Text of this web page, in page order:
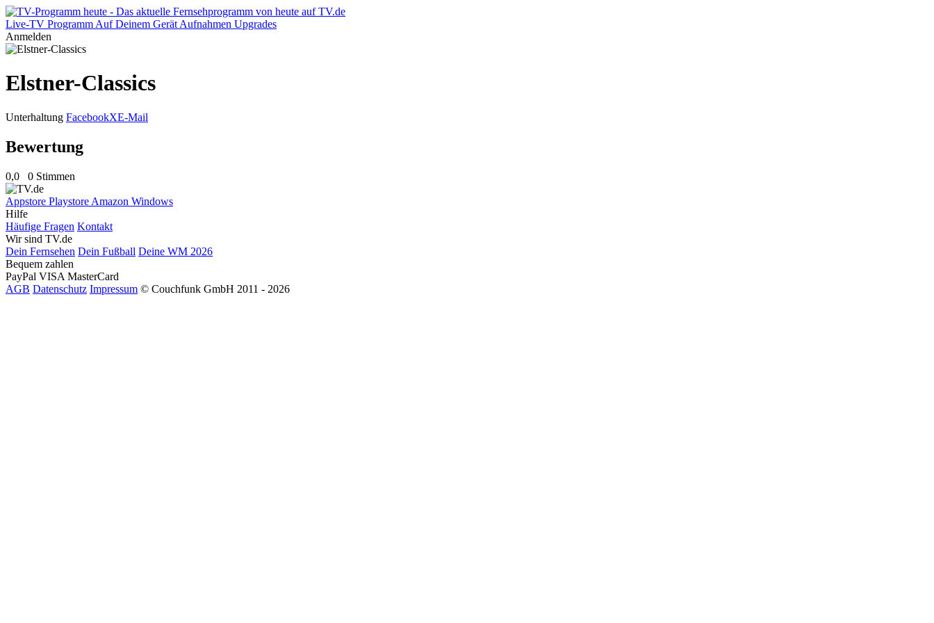
Live-TV Programm Auf Deinem Gerät Aufnahmen Upgrades
Anmelden
Elstner-Classics
Unterhaltung FacebookXE-Mail
Bewertung
0,0 0 Stimmen
Appstore Playstore Amazon Windows
Hilfe
Häufige Fragen Kontakt
Wir sind TV.de
Dein Fernsehen Dein Fußball Deine WM 2026
Bequem zahlen
PayPal VISA MasterCard
AGB Datenschutz Impressum © Couchfunk GmbH 2011 - 2026